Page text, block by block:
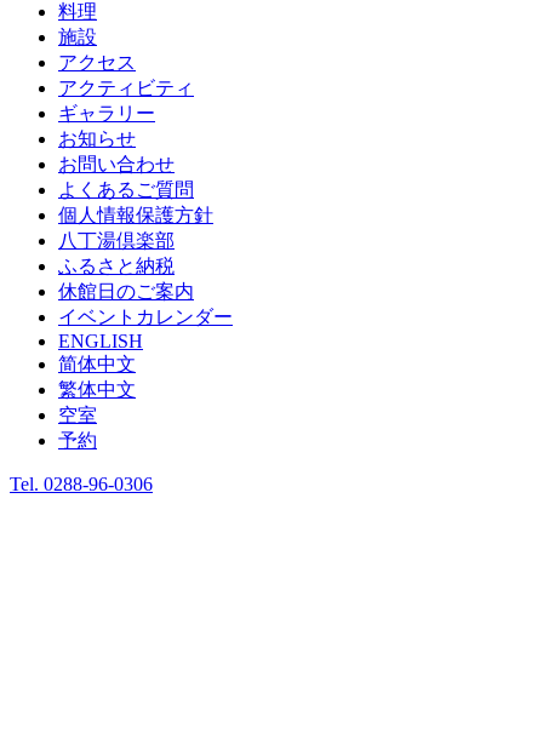
料理
施設
アクセス
アクティビティ
ギャラリー
お知らせ
お問い合わせ
よくあるご質問
個人情報保護方針
八丁湯倶楽部
ふるさと納税
休館日のご案内
イベントカレンダー
ENGLISH
简体中文
繁体中文
空室
予約
Tel. 0288-96-0306